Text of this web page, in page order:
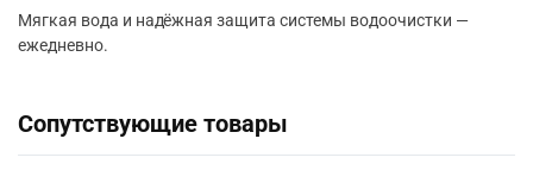
Мягкая вода и надёжная защита системы водоочистки —
ежедневно.
Сопутствующие товары